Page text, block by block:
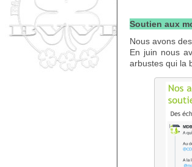
Soutien aux
Nous avons
En juin nous
arbustes qui la